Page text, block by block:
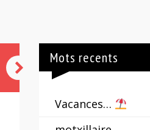
serenor
Mots recents
Vacances…